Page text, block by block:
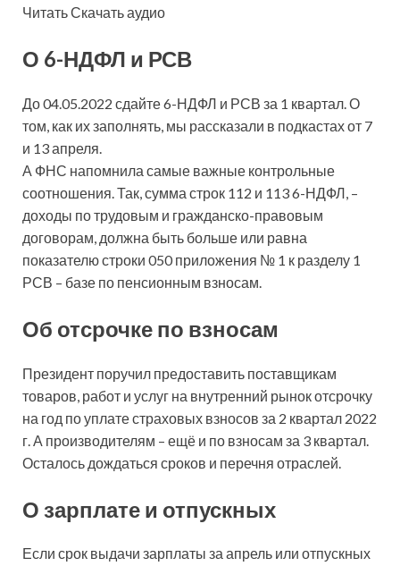
Читать Скачать аудио
О 6-НДФЛ и РСВ
До 04.05.2022 сдайте 6-НДФЛ и РСВ за 1 квартал. О
том, как их заполнять, мы рассказали в подкастах от 7
и 13 апреля.
А ФНС напомнила самые важные контрольные
соотношения. Так, сумма строк 112 и 113 6-НДФЛ, –
доходы по трудовым и гражданско-правовым
договорам, должна быть больше или равна
показателю строки 050 приложения № 1 к разделу 1
РСВ – базе по пенсионным взносам.
Об отсрочке по взносам
Президент поручил предоставить поставщикам
товаров, работ и услуг на внутренний рынок отсрочку
на год по уплате страховых взносов за 2 квартал 2022
г. А производителям – ещё и по взносам за 3 квартал.
Осталось дождаться сроков и перечня отраслей.
О зарплате и отпускных
Если срок выдачи зарплаты за апрель или отпускных